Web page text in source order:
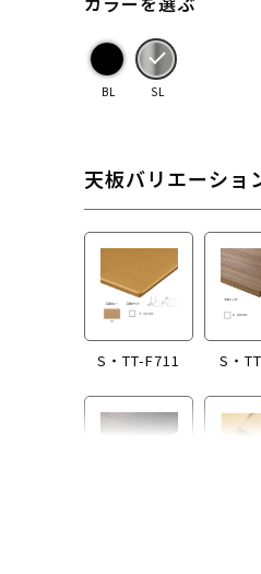
BL SL
天板バリエーショ
S・TT-F711 S・